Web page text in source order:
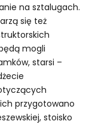
na sztalugach.
się też
mogli
starsi –
przygotowano
stoisko